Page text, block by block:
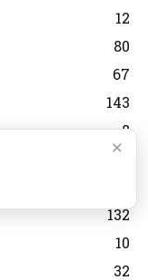
12
80
67
143
8
46
132
10
32
×